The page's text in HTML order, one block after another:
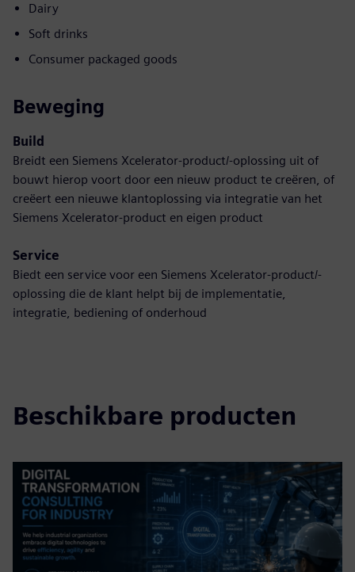
Dairy
Soft drinks
Consumer packaged goods
Beweging
Build
Breidt een Siemens Xcelerator-product/-oplossing uit of
bouwt hierop voort door een nieuw product te creëren, of
creëert een nieuwe klantoplossing via integratie van het
Siemens Xcelerator-product en eigen product
Service
Biedt een service voor een Siemens Xcelerator-product/-
oplossing die de klant helpt bij de implementatie,
integratie, bediening of onderhoud
Beschikbare producten